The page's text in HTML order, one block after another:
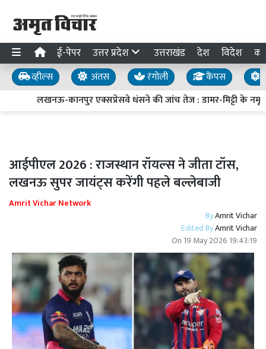
ई-पेपर उत्तर प्रदेश उत्तराखंड देश विदेश
व्हील्स अंतस रंगोली कैंपस
लखनऊ-कानपुर एक्सप्रेसवे धंसने की जांच तेज : डामर-मिट्टी के नमूने
आईपीएल 2026 : राजस्थान रॉयल्स ने जीता टॉस,
लखनऊ सुपर जायंट्स करेंगी पहले बल्लेबाजी
Amrit Vichar Network
ByAmrit Vichar
Edited ByAmrit Vichar
On 19 May 2026 19:43:19